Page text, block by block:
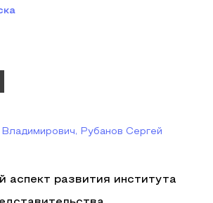
Рубанов Сергей
аспект развития института